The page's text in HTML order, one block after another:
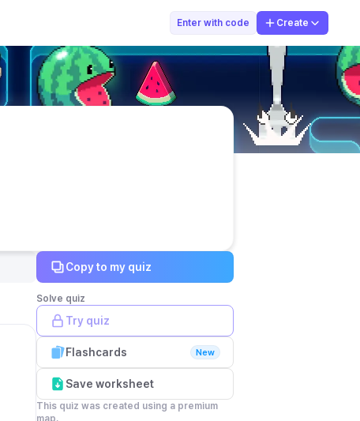
Enter with code Create
cewek stecu
Copy to my quiz
Solve quiz
Try quiz
Flashcards New
Save worksheet
This quiz was created using a premium
map.